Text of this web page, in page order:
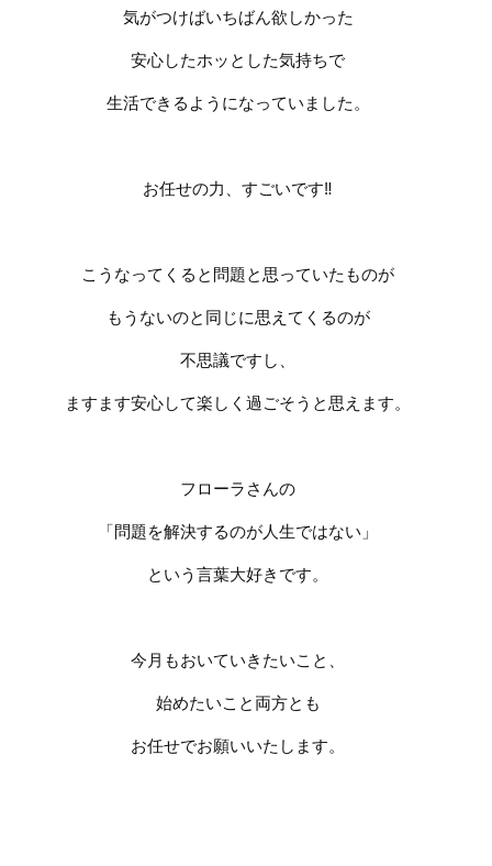
気がつけばいちばん欲しかった
安心したホッとした気持ちで
生活できるようになっていました。
お任せの力、すごいです‼️
こうなってくると問題と思っていたものが
もうないのと同じに思えてくるのが
不思議ですし、
ますます安心して楽しく過ごそうと思えます。
フローラさんの
「問題を解決するのが人生ではない」
という言葉大好きです。
今月もおいていきたいこと、
始めたいこと両方とも
お任せでお願いいたします。